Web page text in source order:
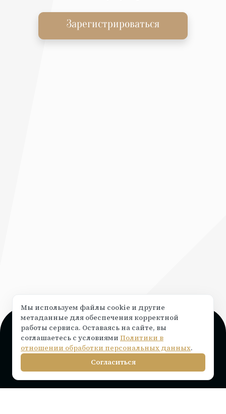
Зарегистрироваться
Поддержка и консультация
Чат на сайте ⟶написать
info@rocketr.ru
Telegram-канал
Мы используем файлы cookie и другие
метаданные для обеспечения корректной
работы сервиса. Оставаясь на сайте, вы
соглашаетесь с условиями Политики в
отношении обработки персональных данных.
Согласиться